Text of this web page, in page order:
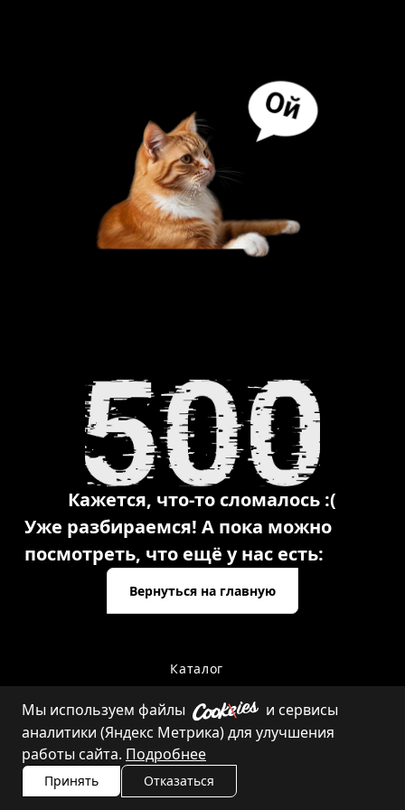
Кажется, что-то сломалось :(
Уже разбираемся! А пока можно
посмотреть, что ещё у нас есть:
Вернуться на главную
Каталог
Контакты
Мы используем файлы
и сервисы
аналитики (Яндекс Метрика) для улучшения
работы сайта. Подробнее
Принять Отказаться